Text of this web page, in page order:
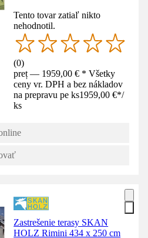
Tento tovar zatiaľ nikto
nehodnotil.
(0)
preț — 1959,00 € * Všetky
ceny vr. DPH a bez nákladov
na prepravu pe ks1959,00 €*/
ks
Zastrešenie terasy SKAN
HOLZ Rimini 434 x 250 cm